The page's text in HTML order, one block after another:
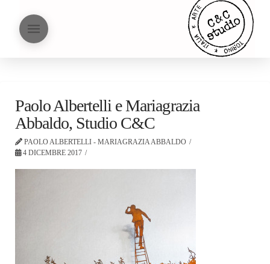
Paolo Albertelli e Mariagrazia
Abbaldo, Studio C&C
PAOLO ALBERTELLI - MARIAGRAZIA ABBALDO
4 DICEMBRE 2017